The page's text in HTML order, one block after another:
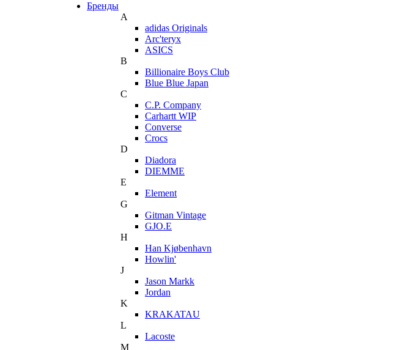
Бренды
A
adidas Originals
Arc'teryx
ASICS
B
Billionaire Boys Club
Blue Blue Japan
C
C.P. Company
Carhartt WIP
Converse
Crocs
D
Diadora
DIEMME
E
Element
G
Gitman Vintage
GJO.E
H
Han Kjøbenhavn
Howlin'
J
Jason Markk
Jordan
K
KRAKATAU
L
Lacoste
M